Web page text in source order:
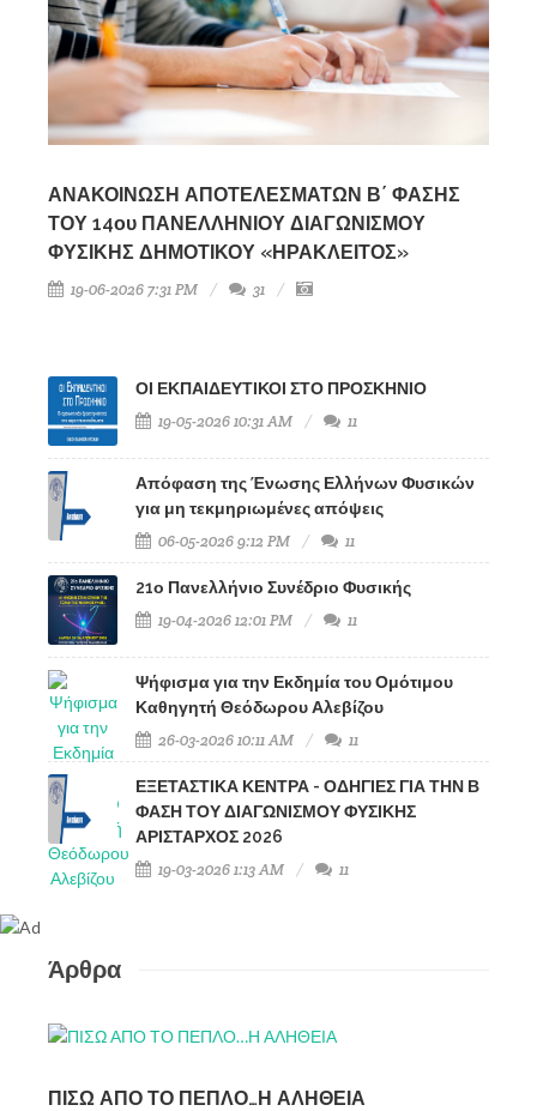
ΑΝΑΚΟΙΝΩΣΗ ΑΠΟΤΕΛΕΣΜΑΤΩΝ Β΄ ΦΑΣΗΣ
ΤΟΥ 14ου ΠΑΝΕΛΛΗΝΙΟΥ ΔΙΑΓΩΝΙΣΜΟΥ
ΦΥΣΙΚΗΣ ΔΗΜΟΤΙΚΟΥ «ΗΡΑΚΛΕΙΤΟΣ»
19-06-2026 7:31 PM 31
ΟΙ ΕΚΠΑΙΔΕΥΤΙΚΟΙ ΣΤΟ ΠΡΟΣΚΗΝΙΟ
19-05-2026 10:31 AM 11
Απόφαση της Ένωσης Ελλήνων Φυσικών
για μη τεκμηριωμένες απόψεις
06-05-2026 9:12 PM 11
21ο Πανελλήνιο Συνέδριο Φυσικής
19-04-2026 12:01 PM 11
Ψήφισμα για την Εκδημία του Ομότιμου
Καθηγητή Θεόδωρου Αλεβίζου
26-03-2026 10:11 AM 11
ΕΞΕΤΑΣΤΙΚΑ ΚΕΝΤΡΑ - ΟΔΗΓΙΕΣ ΓΙΑ ΤΗΝ Β
ΦΑΣΗ ΤΟΥ ΔΙΑΓΩΝΙΣΜΟΥ ΦΥΣΙΚΗΣ
ΑΡΙΣΤΑΡΧΟΣ 2026
19-03-2026 1:13 AM 11
Άρθρα
ΠΙΣΩ ΑΠΟ ΤΟ ΠΕΠΛΟ…Η ΑΛΗΘΕΙΑ